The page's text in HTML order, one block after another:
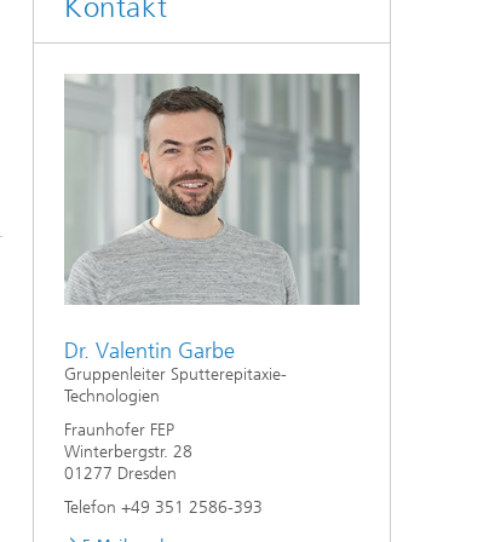
Kontakt
Dr. Valentin Garbe
Gruppenleiter Sputterepitaxie-
Technologien
Fraunhofer FEP
Winterbergstr. 28
01277 Dresden
Telefon +49 351 2586-393